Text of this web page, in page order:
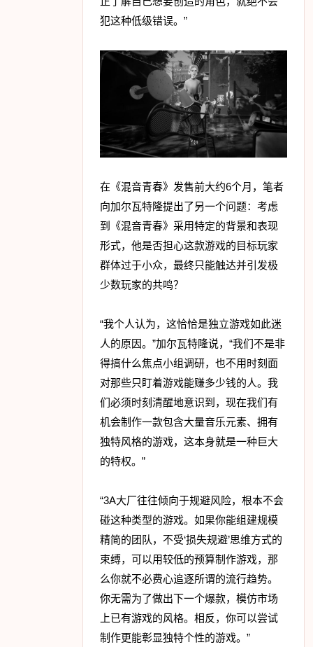
犯这种低级错误。”
在《混音青春》发售前大约6个月，笔者
向加尔瓦特隆提出了另一个问题：考虑
到《混音青春》采用特定的背景和表现
形式，他是否担心这款游戏的目标玩家
群体过于小众，最终只能触达并引发极
少数玩家的共鸣？
“我个人认为，这恰恰是独立游戏如此迷
人的原因。”加尔瓦特隆说，“我们不是非
得搞什么焦点小组调研，也不用时刻面
对那些只盯着游戏能赚多少钱的人。我
们必须时刻清醒地意识到，现在我们有
机会制作一款包含大量音乐元素、拥有
独特风格的游戏，这本身就是一种巨大
的特权。”
“3A大厂往往倾向于规避风险，根本不会
碰这种类型的游戏。如果你能组建规模
精简的团队，不受‘损失规避’思维方式的
束缚，可以用较低的预算制作游戏，那
么你就不必费心追逐所谓的流行趋势。
你无需为了做出下一个爆款，模仿市场
上已有游戏的风格。相反，你可以尝试
制作更能彰显独特个性的游戏。”